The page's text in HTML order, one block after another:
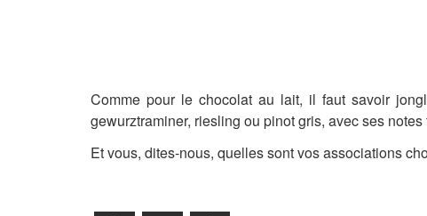
Comme pour le chocolat au lait, il faut savoir
gewurztraminer, riesling ou pinot gris, avec ses
Et vous, dites-nous, quelles sont vos associations